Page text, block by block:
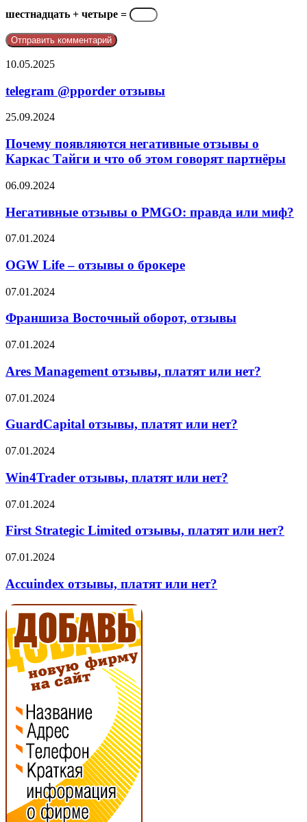
шестнадцать + четыре =
telegram
отзывы
10.05.2025
telegram @pporder отзывы
Почему
негативные
отзывы
о
Тайги
что
этом
партнёры
25.09.2024
Почему появляются негативные отзывы о
Каркас Тайги и что об этом говорят партнёры
Негативные
о
PMGO:
правда
миф?
06.09.2024
Негативные отзывы о PMGO: правда или миф?
OGW
–
отзывы
о
брокере
07.01.2024
OGW Life – отзывы о брокере
Франшиза
оборот,
отзывы
07.01.2024
Франшиза Восточный оборот, отзывы
Ares
отзывы,
платят
или
нет?
07.01.2024
Ares Management отзывы, платят или нет?
GuardCapital
платят
нет?
07.01.2024
GuardCapital отзывы, платят или нет?
Win4Trader
платят
или
нет?
07.01.2024
Win4Trader отзывы, платят или нет?
First
Limited
платят
нет?
07.01.2024
First Strategic Limited отзывы, платят или нет?
Accuindex
платят
или
нет?
07.01.2024
Accuindex отзывы, платят или нет?